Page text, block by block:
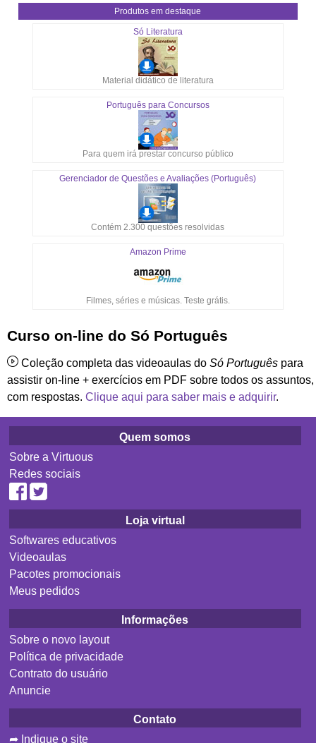
Produtos em destaque
Só Literatura
Material didático de literatura
Português para Concursos
Para quem irá prestar concurso público
Gerenciador de Questões e Avaliações (Português)
Contém 2.300 questões resolvidas
Amazon Prime
Filmes, séries e músicas. Teste grátis.
Curso on-line do Só Português
Coleção completa das videoaulas do Só Português para
assistir on-line + exercícios em PDF sobre todos os assuntos,
com respostas. Clique aqui para saber mais e adquirir.
Quem somos
Sobre a Virtuous
Redes sociais
Loja virtual
Softwares educativos
Videoaulas
Pacotes promocionais
Meus pedidos
Informações
Sobre o novo layout
Política de privacidade
Contrato do usuário
Anuncie
Contato
➦ Indique o site